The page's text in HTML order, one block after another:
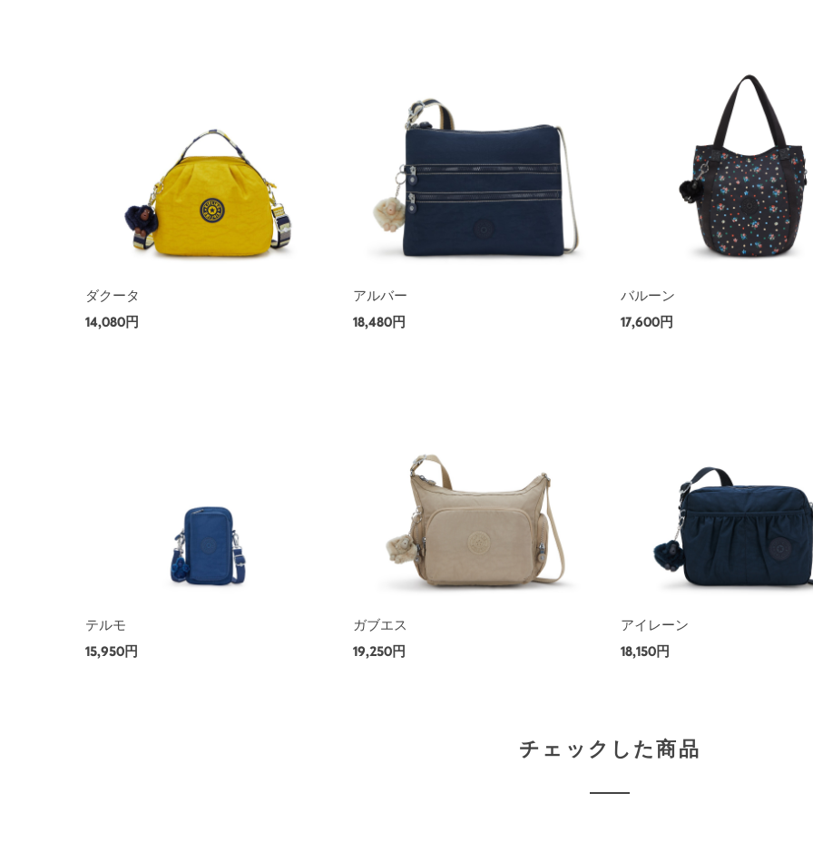
ダクータ
14,080円
アルバー
18,480円
バルーン
17,600円
テルモ
15,950円
ガブエス
19,250円
アイレーン
18,150円
チェックした商品